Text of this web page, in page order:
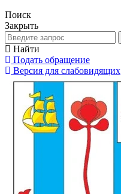
Поиск
Закрыть
Найти
Подать обращение
Версия для слабовидящих